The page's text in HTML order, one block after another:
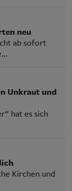
neu
ab sofort
Unkraut und
hat es sich
Kirchen und